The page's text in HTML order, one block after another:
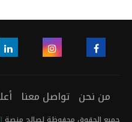
من نحن تواصل معنا